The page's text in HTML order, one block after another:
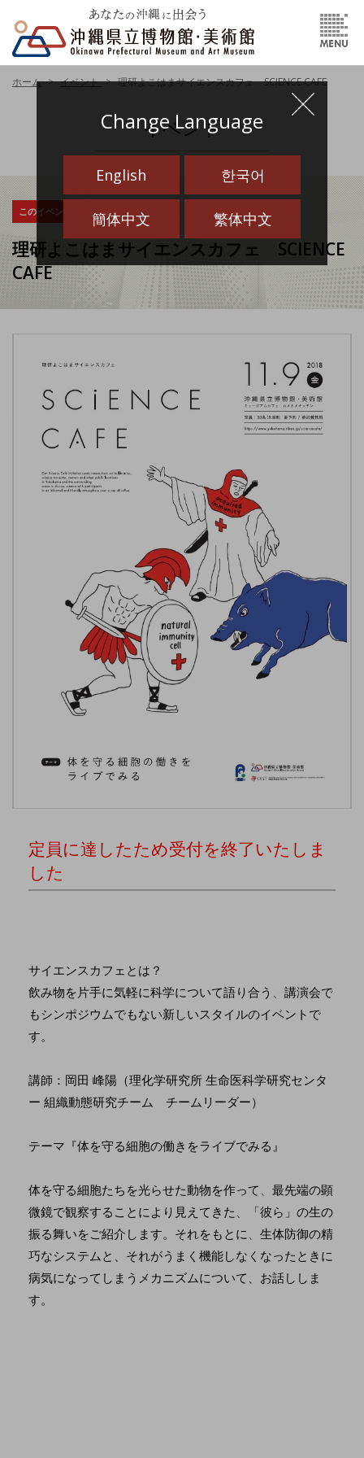
Change Language
English 한국어
簡体中文 繁体中文
ホーム イベント 理研よこはまサイエンスカフェ SCIENCE CAFE
イベント
このイベントは終了しました
理研よこはまサイエンスカフェ SCIENCE
CAFE
定員に達したため受付を終了いたしま
した
サイエンスカフェとは？
飲み物を片手に気軽に科学について語り合う、講演会で
もシンポジウムでもない新しいスタイルのイベントで
す。
講師：岡田 峰陽（理化学研究所 生命医科学研究センタ
ー 組織動態研究チーム チームリーダー）
テーマ『体を守る細胞の働きをライブでみる』
体を守る細胞たちを光らせた動物を作って、最先端の顕
微鏡で観察することにより見えてきた、「彼ら」の生の
振る舞いをご紹介します。それをもとに、生体防御の精
巧なシステムと、それがうまく機能しなくなったときに
病気になってしまうメカニズムについて、お話ししま
す。